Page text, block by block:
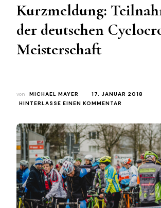
Kurzmeldung:
der deutschen
Meisterschaft
von MICHAEL MAYER
17. JANUAR 2018
HINTERLASSE EINEN KOMMENTAR
AN
DER
DEUTSCHEN